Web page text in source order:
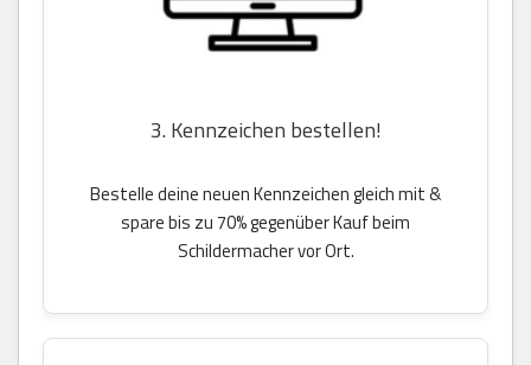
3. Kennzeichen bestellen!
Bestelle deine neuen Kennzeichen gleich mit &
spare bis zu 70% gegenüber Kauf beim
Schildermacher vor Ort.